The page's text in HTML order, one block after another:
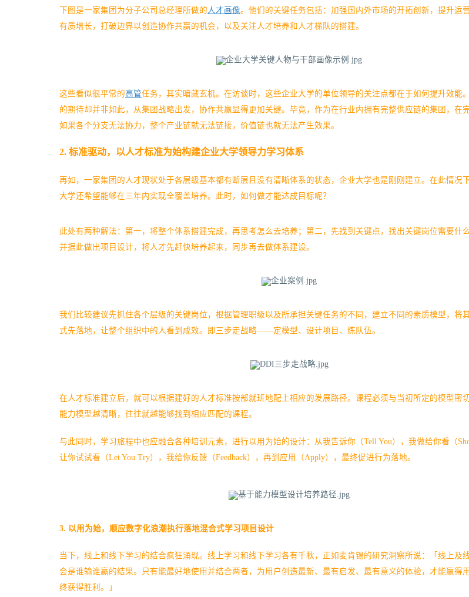
下图是一家集团为分子公司总经理所做的 人才画像。他们的关键任务包括：加强国内外市场的开拓创新，提升运
有质增长，打破边界以创造协作共赢的机会，以及关注人才培养和人才梯队的搭建。
这些看似很平常的高管任务，其实暗藏玄机。在访谈时，这些企业大学的单位领导的关注点都在于如何提升效能
的期待却并非如此，从集团战略出发，协作共赢显得更加关键。毕竟，作为在行业内拥有完整供应链的集团，在完
如果各个分支无法协力，整个产业链就无法链接，价值链也就无法产生效果。
2. 标准驱动，以人才标准为始构建企业大学领导力学习体系
再如，一家集团的人才现状处于各层级基本都有断层且没有清晰体系的状态，企业大学也是刚刚建立。在此情况
大学还希望能够在三年内实现全覆盖培养。此时，如何做才能达成目标呢？
此处有两种解法：第一，将整个体系搭建完成，再思考怎么去培养；第二，先找到关键点，找出关键岗位需要什么
并据此做出项目设计，将人才先赶快培养起来，同步再去做体系建设。
我们比较建议先抓住各个层级的关键岗位，根据管理职级以及所承担关键任务的不同，建立不同的素质模型，将
式先落地，让整个组织中的人看到成效。即三步走战略——定模型、设计项目、练队伍。
在人才标准建立后，就可以根据建好的人才标准按部就班地配上相应的发展路径。课程必须与当初所定的模型密
能力模型越清晰，往往就越能够找到相应匹配的课程。
与此同时，学习旅程中也应融合各种培训元素，进行以用为始的设计：从我告诉你（Tell You），我做给你看（
让你试试看（Let You Try），我给你反馈（Feedback），再到应用（Apply），最终促进行为落地。
3. 以用为始， 顺应数字化浪潮执行落地混合式学习项目设计
当下，线上和线下学习的结合疯狂涌现。线上学习和线下学习各有千秋，正如麦肯锡的研究洞察所说：「线上及
会是谁输谁赢的结果。只有能最好地使用并结合两者，为用户创造最新、最有启发、最有意义的体验，才能赢得
终获得胜利。」